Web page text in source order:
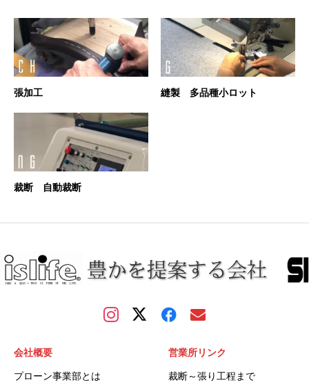
張加工 縫製 多品種小ロット
裁断 自動裁断
会社概要
プローン事業部とは
営業所リンク
裁断～張り工程まで